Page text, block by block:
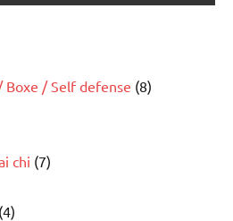
Boxe / Self defense (8)
chi (7)
(4)